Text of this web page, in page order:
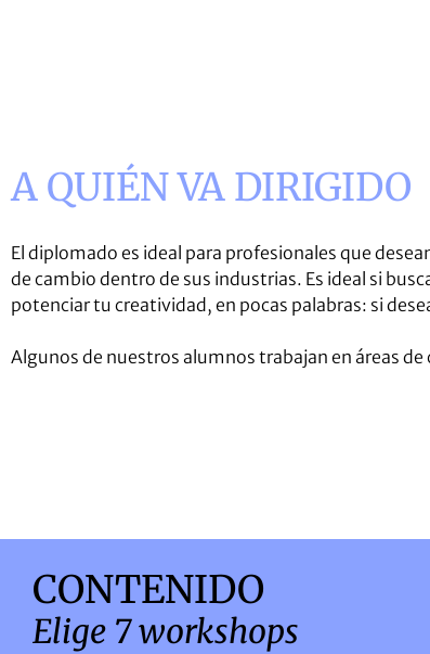
A QUIÉN VA DIRIGIDO
El diplomado es ideal para profesionales que
de cambio dentro de sus industrias. Es ideal si
potenciar tu creatividad, en pocas palabras: si
Algunos de nuestros alumnos trabajan en áreas
CONTENIDO
Elige 7 workshops